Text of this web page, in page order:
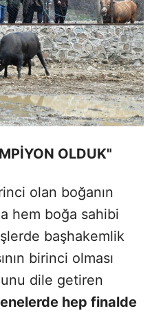
OLDUK"
olan boğanın
hem boğa sahibi
başhakemlik
birinci olması
dile getiren
hep finalde